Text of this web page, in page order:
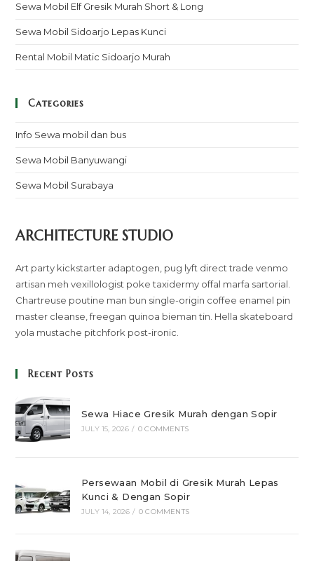
Sewa Mobil Elf Gresik Murah Short & Long
Sewa Mobil Sidoarjo Lepas Kunci
Rental Mobil Matic Sidoarjo Murah
Categories
Info Sewa mobil dan bus
Sewa Mobil Banyuwangi
Sewa Mobil Surabaya
ARCHITECTURE STUDIO
Art party kickstarter adaptogen, pug lyft direct trade venmo
artisan meh vexillologist poke taxidermy offal marfa sartorial.
Chartreuse poutine man bun single-origin coffee enamel pin
master cleanse, freegan quinoa bieman tin. Hella skateboard
yola mustache pitchfork post-ironic.
Recent Posts
Sewa Hiace Gresik Murah dengan Sopir
JULY 15, 2026 / 0 COMMENTS
Persewaan Mobil di Gresik Murah Lepas
Kunci & Dengan Sopir
JULY 14, 2026 / 0 COMMENTS